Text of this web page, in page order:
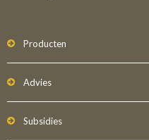
Producten
Advies
Subsidies